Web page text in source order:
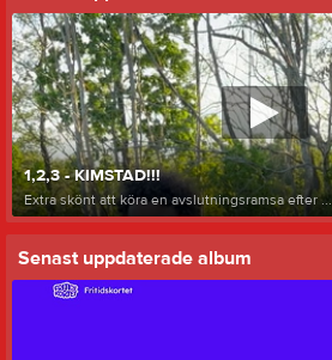
1,2,3 - KIMSTAD!!!
Extra skönt att köra en avslutningsramsa efter ...
Senast uppdaterade album